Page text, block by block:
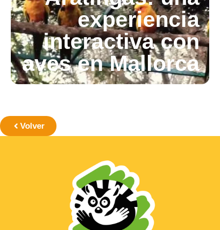
Volver
experiencia
interactiva con
aves en Mallorca